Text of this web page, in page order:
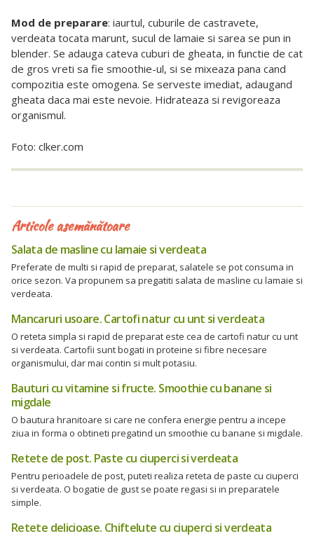
Mod de preparare: iaurtul, cuburile de castravete,
verdeata tocata marunt, sucul de lamaie si sarea se pun in
blender. Se adauga cateva cuburi de gheata, in functie de cat
de gros vreti sa fie smoothie-ul, si se mixeaza pana cand
compozitia este omogena. Se serveste imediat, adaugand
gheata daca mai este nevoie. Hidrateaza si revigoreaza
organismul.
Foto: clker.com
Articole asemănătoare
Salata de masline cu lamaie si verdeata
Preferate de multi si rapid de preparat, salatele se pot consuma in
orice sezon. Va propunem sa pregatiti salata de masline cu lamaie si
verdeata.
Mancaruri usoare. Cartofi natur cu unt si verdeata
O reteta simpla si rapid de preparat este cea de cartofi natur cu unt
si verdeata. Cartofii sunt bogati in proteine si fibre necesare
organismului, dar mai contin si mult potasiu.
Bauturi cu vitamine si fructe. Smoothie cu banane si
migdale
O bautura hranitoare si care ne confera energie pentru a incepe
ziua in forma o obtineti pregatind un smoothie cu banane si migdale.
Retete de post. Paste cu ciuperci si verdeata
Pentru perioadele de post, puteti realiza reteta de paste cu ciuperci
si verdeata. O bogatie de gust se poate regasi si in preparatele
simple.
Retete delicioase. Chiftelute cu ciuperci si verdeata